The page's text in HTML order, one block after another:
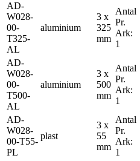
AD-
W028-
00-
T325-
AL
aluminium
3 x
325
mm
Antal
Pr.
Ark:
1
AD-
W028-
00-
T500-
AL
aluminium
3 x
500
mm
Antal
Pr.
Ark:
1
AD-
W028-
00-T55-
PL
plast
3 x
55
mm
Antal
Pr.
Ark:
1